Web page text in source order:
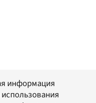
информация